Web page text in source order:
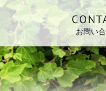
お問い